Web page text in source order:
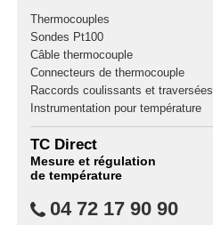
Thermocouples
Sondes Pt100
Câble thermocouple
Connecteurs de thermocouple
Raccords coulissants et traversées
Instrumentation pour température
TC Direct
Mesure et régulation
de température
04 72 17 90 90